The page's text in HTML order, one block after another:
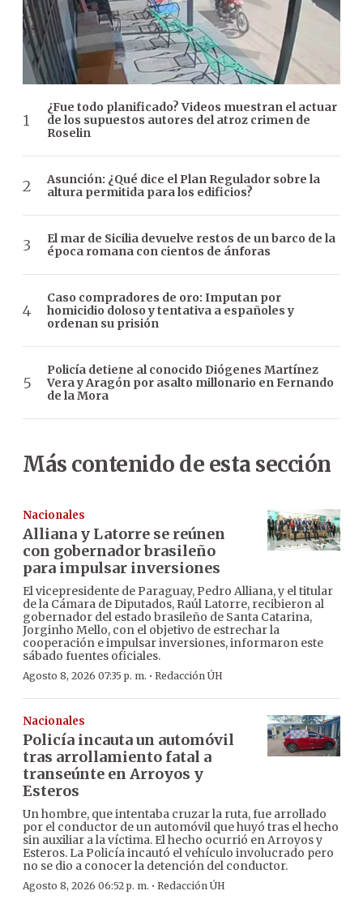
¿Fue todo planificado? Videos muestran el actuar
de los supuestos autores del atroz crimen de
Roselin
Asunción: ¿Qué dice el Plan Regulador sobre la
altura permitida para los edificios?
El mar de Sicilia devuelve restos de un barco de la
época romana con cientos de ánforas
Caso compradores de oro: Imputan por
homicidio doloso y tentativa a españoles y
ordenan su prisión
Policía detiene al conocido Diógenes Martínez
Vera y Aragón por asalto millonario en Fernando
de la Mora
Más contenido de esta sección
Nacionales
Alliana y Latorre se reúnen
con gobernador brasileño
para impulsar inversiones
El vicepresidente de Paraguay, Pedro Alliana, y el titular
de la Cámara de Diputados, Raúl Latorre, recibieron al
gobernador del estado brasileño de Santa Catarina,
Jorginho Mello, con el objetivo de estrechar la
cooperación e impulsar inversiones, informaron este
sábado fuentes oficiales.
Agosto 8, 2026 07:35 p. m. · Redacción ÚH
Nacionales
Policía incauta un automóvil
tras arrollamiento fatal a
transeúnte en Arroyos y
Esteros
Un hombre, que intentaba cruzar la ruta, fue arrollado
por el conductor de un automóvil que huyó tras el hecho
sin auxiliar a la víctima. El hecho ocurrió en Arroyos y
Esteros. La Policía incautó el vehículo involucrado pero
no se dio a conocer la detención del conductor.
Agosto 8, 2026 06:52 p. m. · Redacción ÚH